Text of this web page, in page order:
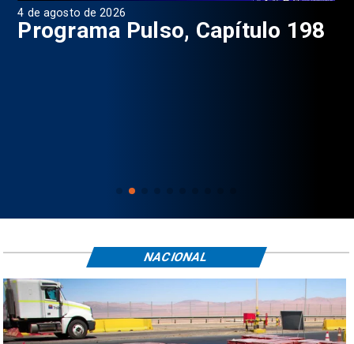
4 de agosto de 2026
Programa Pulso, Capítulo 198
NACIONAL